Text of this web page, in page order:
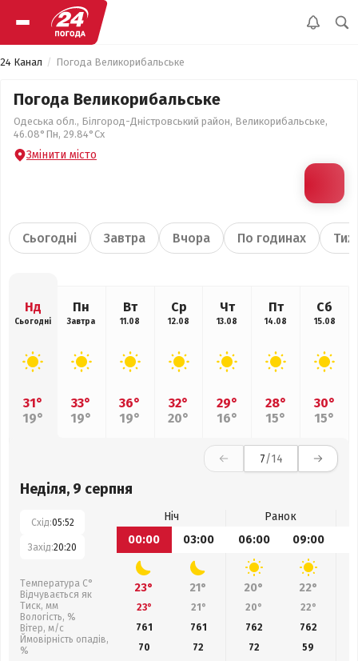
24 Канал Погода Великорибальське
Погода Великорибальське
Одеська обл., Білгород-Дністровський район, Великорибальське,
46.08°Пн, 29.84°Сх
Змінити місто
Сьогодні Завтра Вчора По годинах
Нд
Сьогодні
31°
19°
Пн
Завтра
33°
19°
Вт
11.08
36°
19°
Ср
12.08
32°
20°
Чт
13.08
29°
16°
Пт
14.08
28°
15°
Сб
15.08
30°
15°
7/14
Неділя, 9 серпня
Схід:05:52
Захід:20:20
Температура С°
Відчувається як
Тиск, мм
Вологість, %
Вітер, м/с
Ймовірність опадів,
%
Ніч
Ранок
00:00
03:00 06:00 09:00
23° 21° 20° 22°
23° 21° 20° 22°
761
761 762 762
70
72 72 59